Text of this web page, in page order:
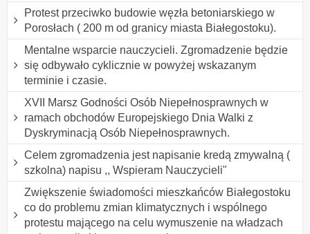
Protest przeciwko budowie węzła betoniarskiego w
Porosłach ( 200 m od granicy miasta Białegostoku).
Mentalne wsparcie nauczycieli. Zgromadzenie będzie
się odbywało cyklicznie w powyżej wskazanym
terminie i czasie.
XVII Marsz Godności Osób Niepełnosprawnych w
ramach obchodów Europejskiego Dnia Walki z
Dyskryminacją Osób Niepełnosprawnych.
Celem zgromadzenia jest napisanie kredą zmywalną (
szkolna) napisu ,, Wspieram Nauczycieli"
Zwiększenie świadomości mieszkańców Białegostoku
co do problemu zmian klimatycznych i wspólnego
protestu mającego na celu wymuszenie na władzach